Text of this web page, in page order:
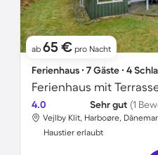
ab 65 € pro Nacht
Ferienhaus ∙ 7 Gäste ∙ 4
4.0 Sehr gut (1
Vejlby Klit, Harboøre,
Haustier erlaubt